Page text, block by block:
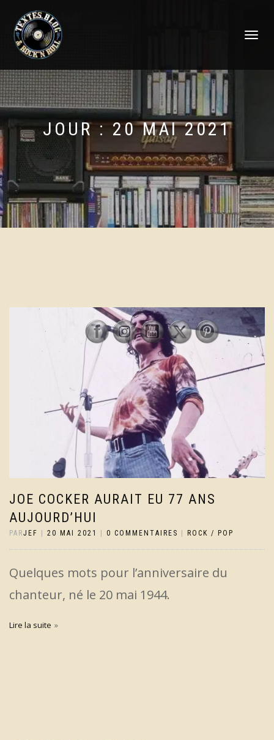
DÉPLIER
JOUR :20 MAI 2021
JOE COCKER AURAIT EU 77 ANS
AUJOURD’HUI
PARJEF | 20 MAI 2021 | 0 COMMENTAIRES | ROCK / POP
Quelques mots pour l’anniversaire du
chanteur, né le 20 mai 1944.
Lire la suite